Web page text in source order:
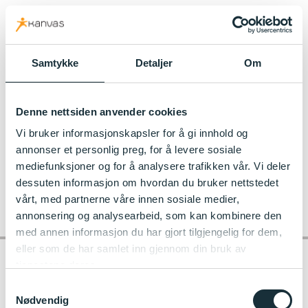
Samtykke Detaljer Om
Denne nettsiden anvender cookies
Vi bruker informasjonskapsler for å gi innhold og
annonser et personlig preg, for å levere sosiale
mediefunksjoner og for å analysere trafikken vår. Vi deler
dessuten informasjon om hvordan du bruker nettstedet
vårt, med partnerne våre innen sosiale medier,
annonsering og analysearbeid, som kan kombinere den
med annen informasjon du har gjort tilgjengelig for dem,
eller som de har samlet inn gjennom din bruk av
Nødvendig
kanvas.no
Kanvas_Kjekstadmarka_3675
Kontakt barnehagen